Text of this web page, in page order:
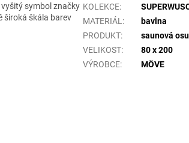
symbol značky
široká škála barev
KOLEKCE:
MATERIÁL :
bavlna
PRODUKT:
saunová
VELIKOST:
80 x 200
VÝROBCE: MÖVE